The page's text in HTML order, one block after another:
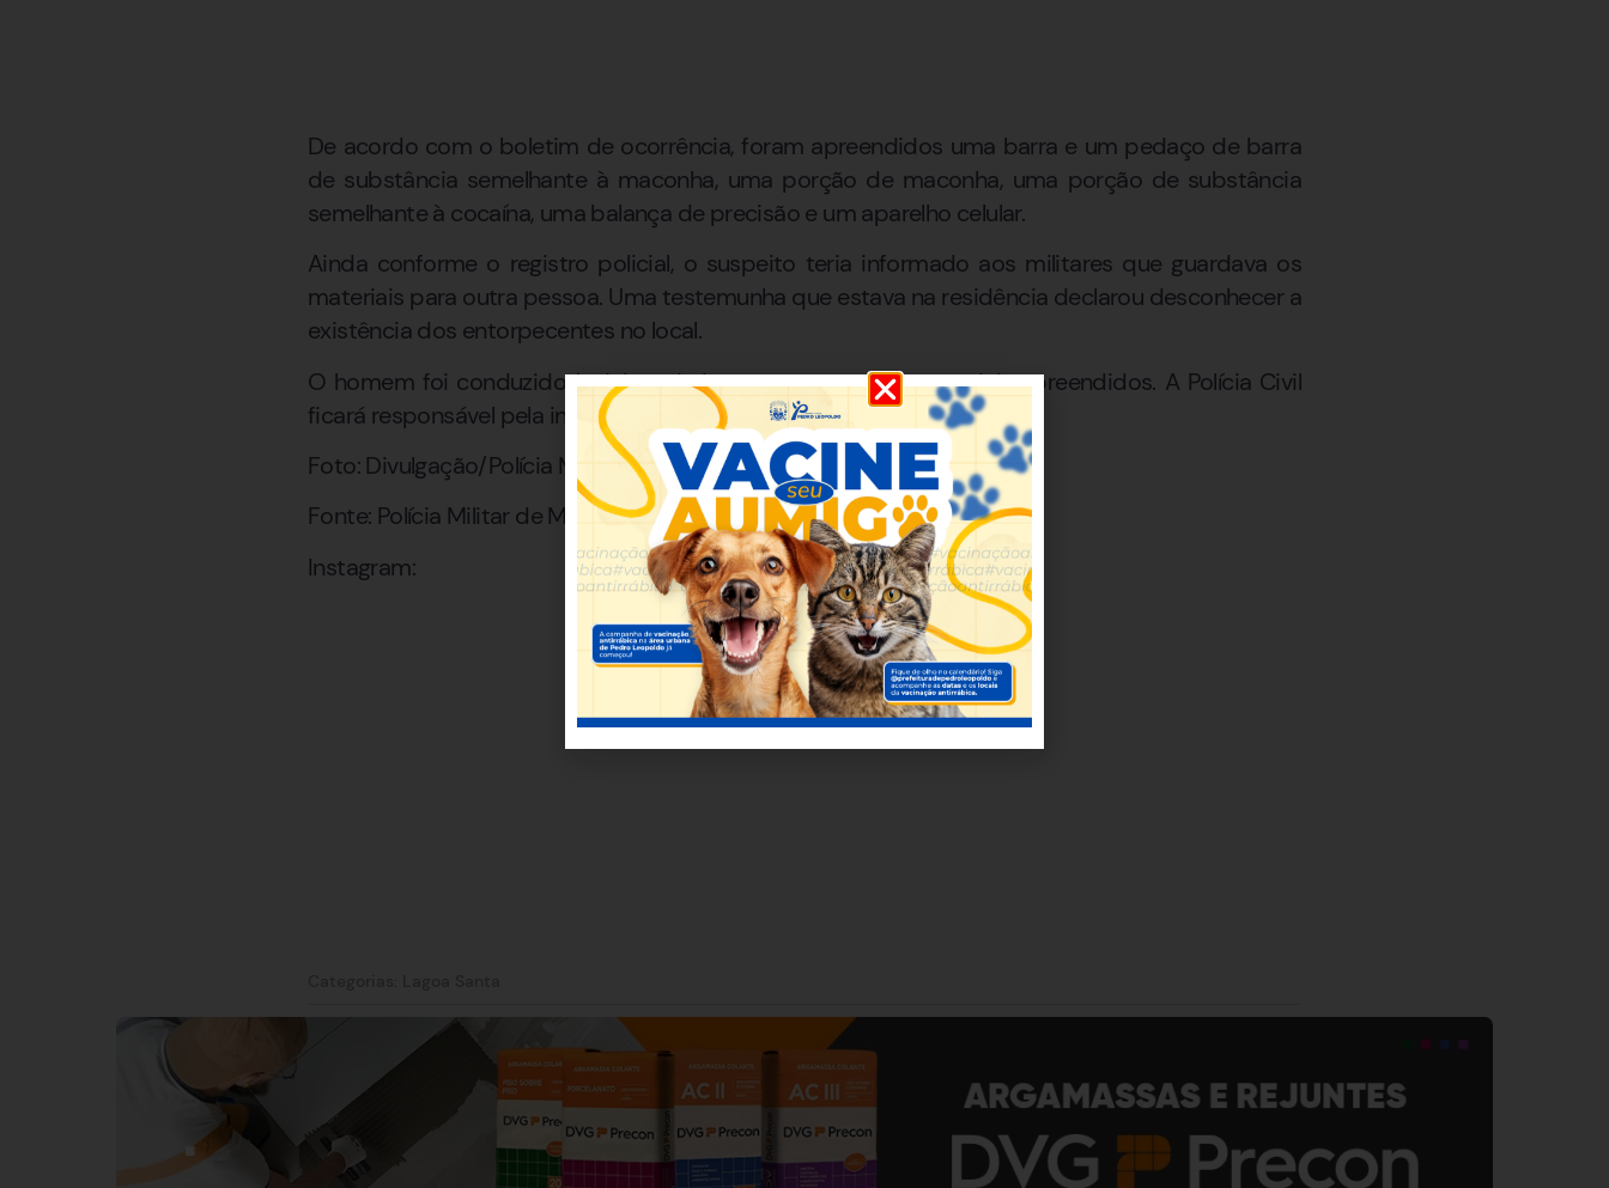
De acordo com o boletim de ocorrência, foram apreendidos uma barra e um pedaço de barra
de substância semelhante à maconha, uma porção de maconha, uma porção de substância
semelhante à cocaína, uma balança de precisão e um aparelho celular.
Ainda conforme o registro policial, o suspeito teria informado aos militares que guardava os
materiais para outra pessoa. Uma testemunha que estava na residência declarou desconhecer a
existência dos entorpecentes no local.
O homem foi conduzido à delegacia juntamente com os materiais apreendidos. A Polícia Civil
ficará responsável pela investigação e pela apuração dos fatos.
Foto: Divulgação/Polícia Militar
Fonte: Polícia Militar de Minas Gerais
Instagram: